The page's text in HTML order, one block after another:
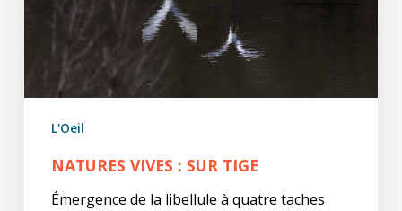
L'Oeil
NATURES VIVES : SUR TIGE
Émergence de la libellule à quatre taches